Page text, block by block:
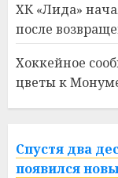
ХК «Лида»
после
Хоккейное
цветы к
Спустя два
появился